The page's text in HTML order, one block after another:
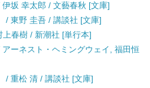
坂 幸太郎 / 文藝春秋 [文庫]
/ 東野 圭吾 / 講談社 [文庫]
春樹 / 新潮社 [単行本]
ーネスト・ヘミングウェイ, 福田恒
/ 重松 清 / 講談社 [文庫]